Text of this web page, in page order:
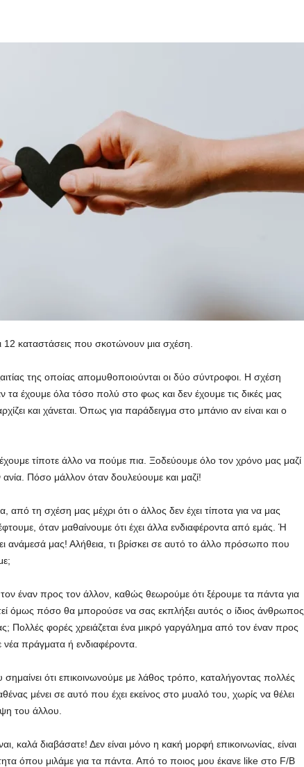
καταστάσεις που σκοτώνουν μια σχέση.
της οποίας απομυθοποιούνται οι δύο σύντροφοι. Η σχέση
τα έχουμε όλα τόσο πολύ στο φως και δεν έχουμε τις δικές μας
και χάνεται. Όπως για παράδειγμα στο μπάνιο αν είναι και ο
τίποτε άλλο να πούμε πια. Ξοδεύουμε όλο τον χρόνο μας μαζί
Πόσο μάλλον όταν δουλεύουμε και μαζί!
τη σχέση μας μέχρι ότι ο άλλος δεν έχει τίποτα για να μας
όταν μαθαίνουμε ότι έχει άλλα ενδιαφέροντα από εμάς. Ή
ανάμεσά μας! Αλήθεια, τι βρίσκει σε αυτό το άλλο πρόσωπο που
έναν προς τον άλλον, καθώς θεωρούμε ότι ξέρουμε τα πάντα για
όμως πόσο θα μπορούσε να σας εκπλήξει αυτός ο ίδιος άνθρωπος
Πολλές φορές χρειάζεται ένα μικρό γαργάλημα από τον έναν προς
πράγματα ή ενδιαφέροντα.
ότι επικοινωνούμε με λάθος τρόπο, καταλήγοντας πολλές
μένει σε αυτό που έχει εκείνος στο μυαλό του, χωρίς να θέλει
του άλλου.
καλά διαβάσατε! Δεν είναι μόνο η κακή μορφή επικοινωνίας, είναι
όπου μιλάμε για τα πάντα. Από το ποιος μου έκανε like στο F/B